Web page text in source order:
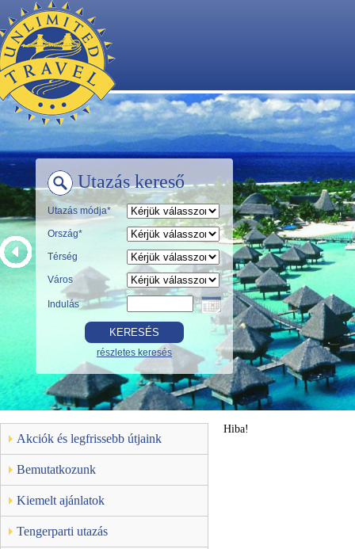
Utazás kereső
Utazás módja*
Ország*
Térség
Város
Indulás
részletes keresés
Akciók és legfrissebb útjaink
Bemutatkozunk
Kiemelt ajánlatok
Tengerparti utazás
Hiba!